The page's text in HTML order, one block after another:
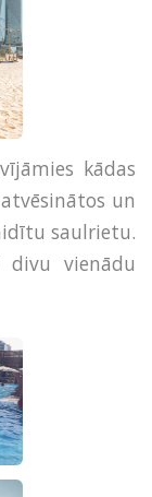
kādas
un
saulrietu.
vienādu